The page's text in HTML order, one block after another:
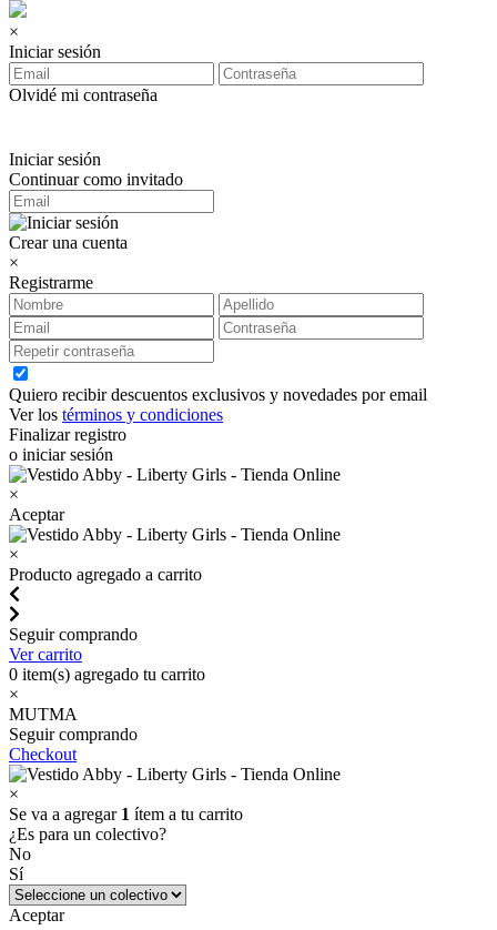
×
Iniciar sesión
Olvidé mi contraseña
Iniciar sesión
Continuar como invitado
Crear una cuenta
×
Registrarme
Quiero recibir descuentos exclusivos y novedades por email
Ver los términos y condiciones
Finalizar registro
o iniciar sesión
×
Aceptar
×
Producto agregado a carrito
Seguir comprando
Ver carrito
0 item(s) agregado tu carrito
×
MUTMA
Seguir comprando
Checkout
×
Se va a agregar 1 ítem a tu carrito
¿Es para un colectivo?
No
Sí
Aceptar